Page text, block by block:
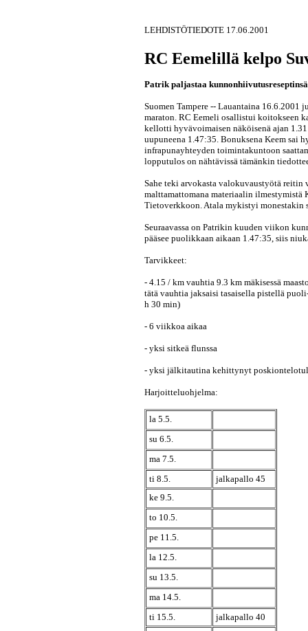
LEHDISTÖTIEDOTE 17.06.2001
RC Eemelillä kelpo
Patrik paljastaa kunnonhiivutusreseptinsä
Suomen Tampere -- Lauantaina 16.6.2001
maraton. RC Eemeli osallistui koitokseen
kellotti hyvävoimaisen näköisenä ajan
uupuneena 1.47:35. Bonuksena Keem sai
infrapunayhteyden toimintakuntoon
lopputulos on nähtävissä tämänkin
Sahe teki arvokasta valokuvaustyötä reitin
malttamattomana materiaalin ilmestymistä
Tietoverkkoon. Atala mykistyi monestakin
Seuraavassa on Patrikin kuuden viikon
pääsee puolikkaan aikaan 1.47:35, siis
Tarvikkeet:
- 4.15 / km vauhtia 9.3 km mäkisessä
tätä vauhtia jaksaisi tasaisella pistellä
h 30 min)
- 6 viikkoa aikaa
- yksi sitkeä flunssa
- yksi jälkitautina kehittynyt
Harjoitteluohjelma:
la 5.5.
su 6.5.
ma 7.5.
ti 8.5.
jalkapallo 45
ke 9.5.
to 10.5.
pe 11.5.
la 12.5.
su 13.5.
ma 14.5.
ti 15.5.
jalkapallo 40